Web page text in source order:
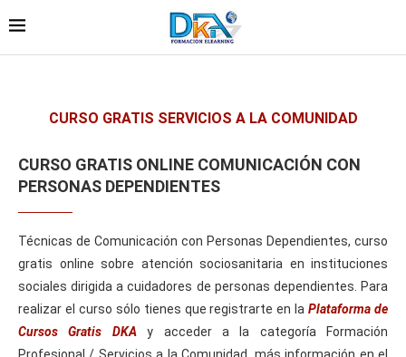
CURSO GRATIS SERVICIOS A LA COMUNIDAD
CURSO GRATIS ONLINE COMUNICACIÓN CON
PERSONAS DEPENDIENTES
Técnicas de Comunicación con Personas Dependientes, curso
gratis online sobre atención sociosanitaria en instituciones
sociales dirigida a cuidadores de personas dependientes. Para
realizar el curso sólo tienes que registrarte en laPlataforma de
Cursos Gratis DKAy acceder a la categoría Formación